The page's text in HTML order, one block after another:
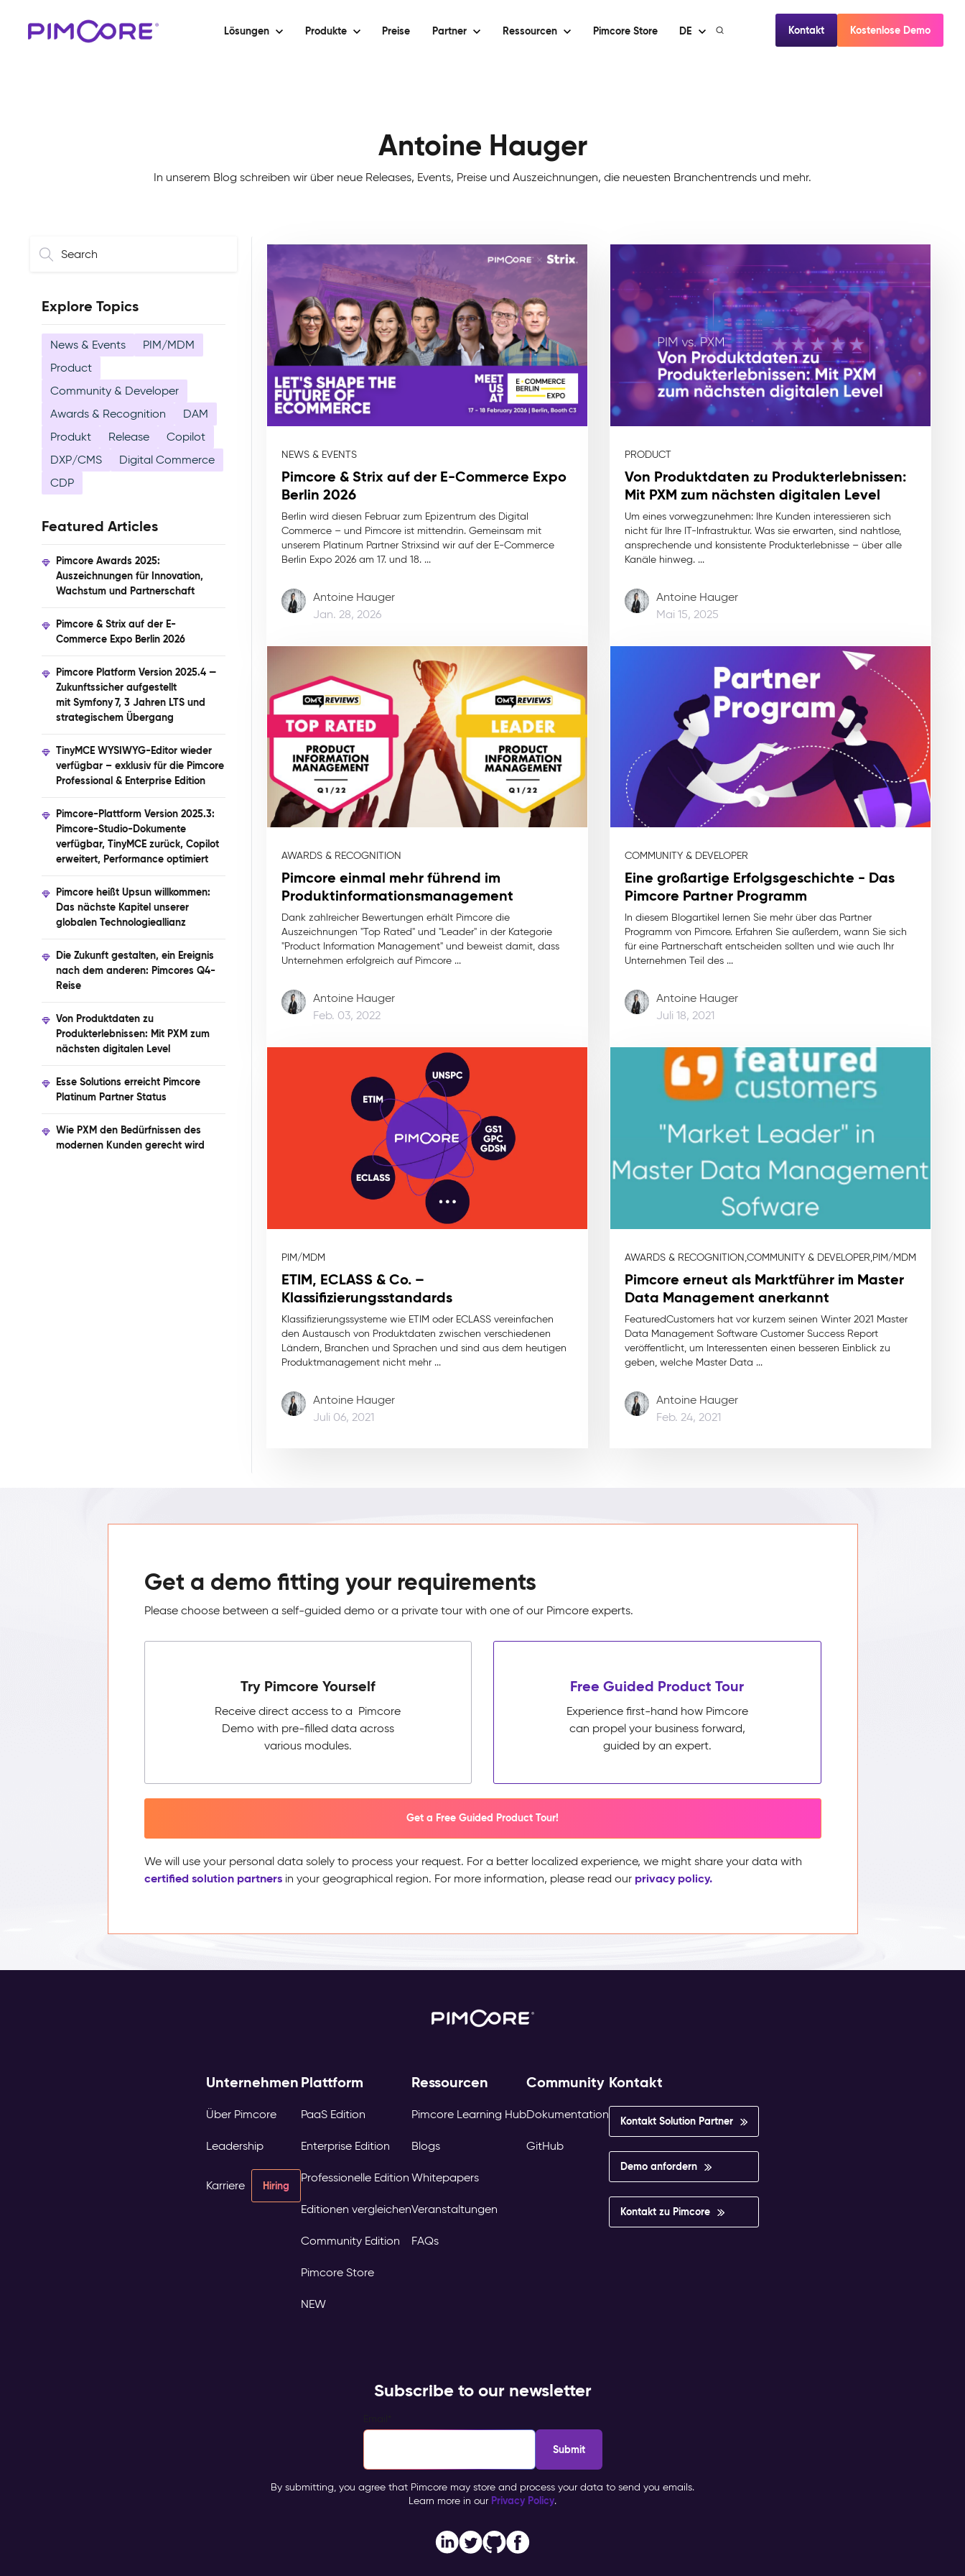
Lösungen Produkte Preise Partner Ressourcen Pimcore Store DE Kontakt Kostenlose Demo
Antoine Hauger
In unserem Blog schreiben wir über neue Releases, Events, Preise und Auszeichnungen, die neuesten Branchentrends und mehr.
Explore Topics
News & Events
PIM/MDM
Product
Community & Developer
Awards & Recognition
DAM
Produkt
Release
Copilot
DXP/CMS
Digital Commerce
CDP
Featured Articles
Pimcore Awards 2025:
Auszeichnungen für Innovation,
Wachstum und Partnerschaft
Pimcore & Strix auf der E-
Commerce Expo Berlin 2026
Pimcore Platform Version 2025.4 —
Zukunftssicher aufgestellt
mit Symfony 7, 3 Jahren LTS und
strategischem Übergang
TinyMCE WYSIWYG-Editor wieder
verfügbar – exklusiv für die Pimcore
Professional & Enterprise Edition
Pimcore-Plattform Version 2025.3:
Pimcore-Studio-Dokumente
verfügbar, TinyMCE zurück, Copilot
erweitert, Performance optimiert
Pimcore heißt Upsun willkommen:
Das nächste Kapitel unserer
globalen Technologieallianz
Die Zukunft gestalten, ein Ereignis
nach dem anderen: Pimcores Q4-
Reise
Von Produktdaten zu
Produkterlebnissen: Mit PXM zum
nächsten digitalen Level
Esse Solutions erreicht Pimcore
Platinum Partner Status
Wie PXM den Bedürfnissen des
modernen Kunden gerecht wird
NEWS & EVENTS
Pimcore & Strix auf der E-Commerce Expo
Berlin 2026
Berlin wird diesen Februar zum Epizentrum des Digital
Commerce – und Pimcore ist mittendrin. Gemeinsam mit
unserem Platinum Partner Strixsind wir auf der E-Commerce
Berlin Expo 2026 am 17. und 18. ...
Antoine Hauger
Jan. 28, 2026
PRODUCT
Von Produktdaten zu Produkterlebnissen:
Mit PXM zum nächsten digitalen Level
Um eines vorwegzunehmen: Ihre Kunden interessieren sich
nicht für Ihre IT-Infrastruktur. Was sie erwarten, sind nahtlose,
ansprechende und konsistente Produkterlebnisse – über alle
Kanäle hinweg. ...
Antoine Hauger
Mai 15, 2025
AWARDS & RECOGNITION
Pimcore einmal mehr führend im
Produktinformationsmanagement
Dank zahlreicher Bewertungen erhält Pimcore die
Auszeichnungen "Top Rated" und "Leader" in der Kategorie
"Product Information Management" und beweist damit, dass
Unternehmen erfolgreich auf Pimcore ...
Antoine Hauger
Feb. 03, 2022
COMMUNITY & DEVELOPER
Eine großartige Erfolgsgeschichte - Das
Pimcore Partner Programm
In diesem Blogartikel lernen Sie mehr über das Partner
Programm von Pimcore. Erfahren Sie außerdem, wann Sie sich
für eine Partnerschaft entscheiden sollten und wie auch Ihr
Unternehmen Teil des ...
Antoine Hauger
Juli 18, 2021
PIM/MDM
ETIM, ECLASS & Co. –
Klassifizierungsstandards
Klassifizierungssysteme wie ETIM oder ECLASS vereinfachen
den Austausch von Produktdaten zwischen verschiedenen
Ländern, Branchen und Sprachen und sind aus dem heutigen
Produktmanagement nicht mehr ...
Antoine Hauger
Juli 06, 2021
AWARDS & RECOGNITION,COMMUNITY & DEVELOPER,PIM/MDM
Pimcore erneut als Marktführer im Master
Data Management anerkannt
FeaturedCustomers hat vor kurzem seinen Winter 2021 Master
Data Management Software Customer Success Report
veröffentlicht, um Interessenten einen besseren Einblick zu
geben, welche Master Data ...
Antoine Hauger
Feb. 24, 2021
Get a demo fitting your requirements
Please choose between a self-guided demo or a private tour with one of our Pimcore experts.
Try Pimcore Yourself
Receive direct access to a Pimcore
Demo with pre-filled data across
various modules.
Free Guided Product Tour
Experience first-hand how Pimcore
can propel your business forward,
guided by an expert.
Get a Free Guided Product Tour!
We will use your personal data solely to process your request. For a better localized experience, we might share your data with
certified solution partnersin your geographical region. For more information, please read our privacy policy.
Unternehmen
Über Pimcore
Leadership
Karriere Hiring
Plattform
PaaS Edition
Enterprise Edition
Professionelle Edition
Editionen vergleichen
Community Edition
Pimcore Store
NEW
Ressourcen
Pimcore Learning Hub
Blogs
Whitepapers
Veranstaltungen
FAQs
Community
Dokumentation
GitHub
Kontakt
Kontakt Solution Partner
Demo anfordern
Kontakt zu Pimcore
Subscribe to our newsletter
By submitting, you agree that Pimcore may store and process your data to send you emails.
Learn more in our Privacy Policy.